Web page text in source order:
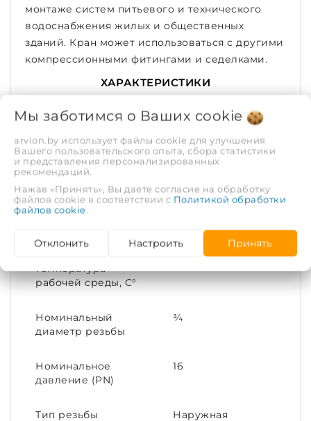
монтаже систем питьевого и технического
водоснабжения жилых и общественных
зданий. Кран может использоваться с другими
компрессионными фитингами и седелками.
ХАРАКТЕРИСТИКИ
Рабочая среда Холодная вода
Диаметр условный
(DN)
25
Присоединительный
25х¾
температура
рабочей среды, С°
Номинальный
диаметр резьбы
¾
Номинальное
давление (PN)
16
Тип резьбы Наружная
Мы заботимся о Ваших cookie
arvion.by использует файлы cookie для улучшения
Вашего пользовательского опыта, сбора статистики
и представления персонализированных
рекомендаций.
Нажав «Принять», Вы даете согласие на обработку
файлов cookie в соответствии с Политикой обработки
файлов cookie.
Отклонить Настроить Принять